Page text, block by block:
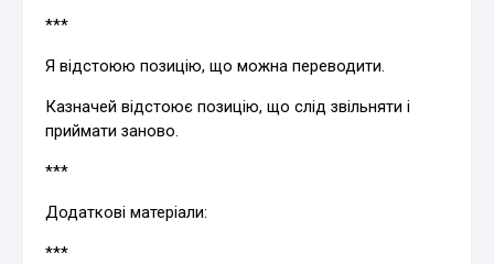
***
Я відстоюю позицію, що можна переводити.
Казначей відстоює позицію, що слід звільняти і
приймати заново.
***
Додаткові матеріали:
***